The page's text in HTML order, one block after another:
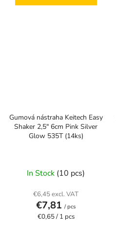
Gumová nástraha Keitech Easy
Shaker 2,5" 6cm Pink Silver
Glow 535T (14ks)
In Stock (10 pcs)
€6,45 excl. VAT
€7,81 / pcs
Measure
€0,65 / 1 pcs